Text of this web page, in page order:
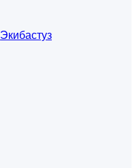
Экибастуз